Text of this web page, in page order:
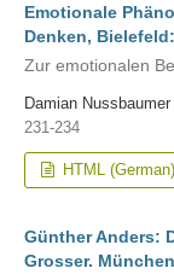
Emotionale
Denken,
Zur emotionalen
Damian Nussbaumer
231-234
HTML (German)
Günther Anders:
Grosser.